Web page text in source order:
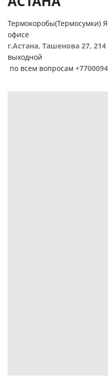
Термокоробы(Термосумки)
офисе
г.Астана, Ташенова 27,
выходной
по всем вопросам